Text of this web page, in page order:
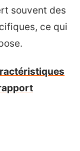
souvent des
ce qui